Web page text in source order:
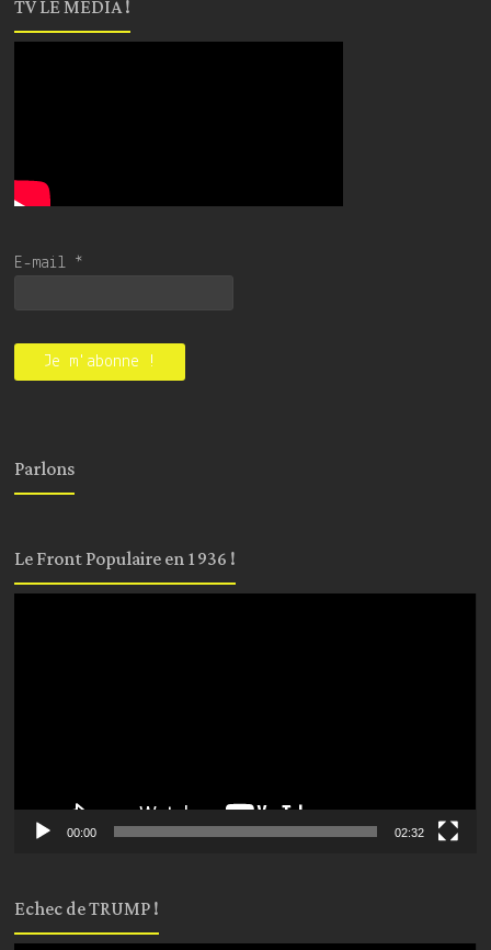
TV LE MEDIA !
E-mail *
Parlons
Le Front Populaire en 1936 !
00:00 02:32
Echec de TRUMP !